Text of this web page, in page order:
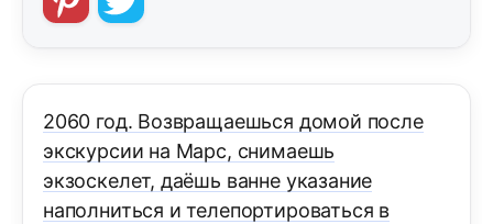
2060 год. Возвращаешься домой после
экскурсии на Марс, снимаешь
экзоскелет, даёшь ванне указание
наполниться и телепортироваться в